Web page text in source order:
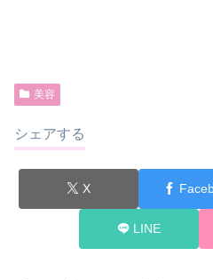
美容
シェアする
X
LINE